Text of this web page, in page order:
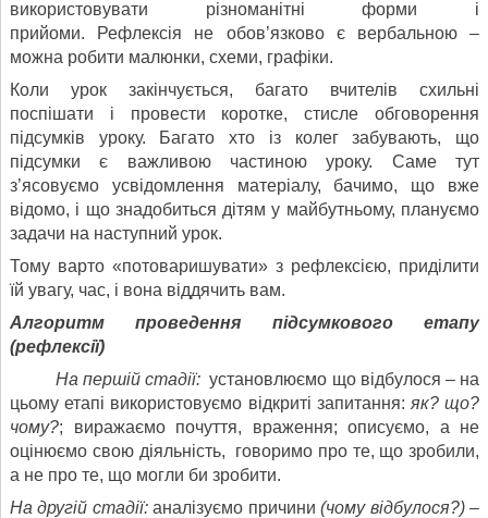
використовувати різноманітні форми і
прийоми. Рефлексія не обов’язково є вербальною –
можна робити малюнки, схеми, графіки.
Коли урок закінчується, багато вчителів схильні
поспішати і провести коротке, стисле обговорення
підсумків уроку. Багато хто із колег забувають, що
підсумки є важливою частиною уроку. Саме тут
з’ясовуємо усвідомлення матеріалу, бачимо, що вже
відомо, і що знадобиться дітям у майбутньому, плануємо
задачи на наступний урок.
Тому варто «потоваришувати» з рефлексією, приділити
їй увагу, час, і вона віддячить вам.
Алгоритм проведення підсумкового етапу
(рефлексії)
На першій стадії:установлюємо що відбулося – на
цьому етапі використовуємо відкриті запитання: як? що?
чому?; виражаємо почуття, враження; описуємо, а не
оцінюємо свою діяльність, говоримо про те, що зробили,
а не про те, що могли би зробити.
На другій стадії:аналізуємо причини(чому відбулося?) –